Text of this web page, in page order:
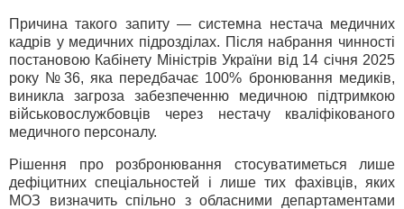
Причина такого запиту — системна нестача медичних
кадрів у медичних підрозділах. Після набрання чинності
постановою Кабінету Міністрів України від 14 січня 2025
року №36, яка передбачає 100% бронювання медиків,
виникла загроза забезпеченню медичною підтримкою
військовослужбовців через нестачу кваліфікованого
медичного персоналу.
Рішення про розбронювання стосуватиметься лише
дефіцитних спеціальностей і лише тих фахівців, яких
МОЗ визначить спільно з обласними департаментами